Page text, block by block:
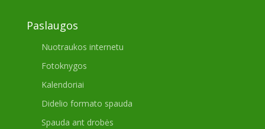
Paslaugos
Nuotraukos internetu
Fotoknygos
Kalendoriai
Didelio formato spauda
Spauda ant drobės